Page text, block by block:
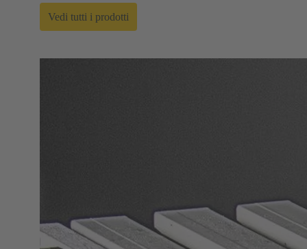
Vedi tutti i prodotti